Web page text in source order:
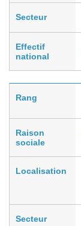
Secteur
Effectif
national
Rang
Raison
sociale
Localisation
Secteur